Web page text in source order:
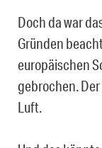
Doch da war
Gründen
europäischen
gebrochen.
Luft.